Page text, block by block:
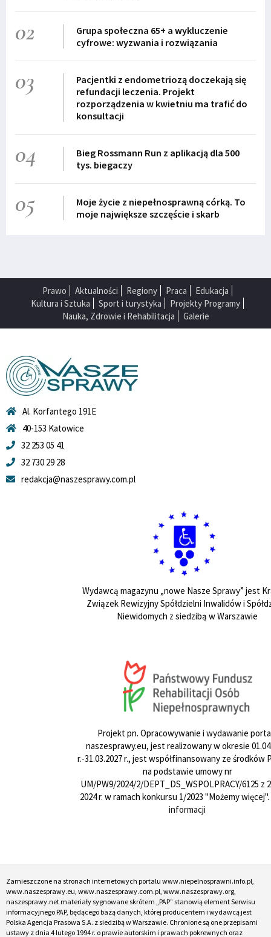
02
Grupa społeczna 65+ a wykluczenie
cyfrowe: wyzwania i rozwiązania
03
Pacjentki z endometriozą doczekają się
refundacji leczenia. Projekt
rozporządzenia w kwietniu ma trafić do
konsultacji
04
Bieg Rossmann Run z aplikacją dla 500
tys. biegaczy
05
Moje życie z niepełnosprawną córką. To
moje największe szczęście i skarb
Prawo Aktualności Regiony Praca
Edukacja
Kultura i Sztuka
Sport i turystyka
Projekty Programy
Nauka, Zdrowie i Rehabilitacja
Galerie
Al. Korfantego 191E
40-153 Katowice
32 253 05 41
32 730 29 28
redakcja@naszesprawy.com.pl
Wydawcą magazynu „nowe Nasze Sprawy” jest
Związek Rewizyjny Spółdzielni Inwalidów i
Niewidomych z siedzibą w Warszawie
Projekt pn. Opracowywanie i wydawanie
naszesprawy.eu, jest realizowany w okresie
r.-31.03.2027 r., jest współfinansowany ze środków
na podstawie umowy nr
UM/PW9/2024/2/DEPT_DS_WSPOLPRACY/6125 z
2024 r. w ramach konkursu 1/2023 "Możemy więcej".
informacji
Zamieszczone na stronach internetowych portalu www.niepelnosprawni.info.pl,
www.naszesprawy.eu, www.naszesprawy.com.pl, www.naszesprawy.org,
naszesprawy.net materiały sygnowane skrótem „PAP” stanowią element Serwisu
informacyjnego PAP, będącego bazą danych, której producentem i wydawcą jest
Polska Agencja Prasowa S.A. z siedzibą w Warszawie. Chronione są one przepisami
ustawy z dnia 4 lutego 1994 r. o prawie autorskim i prawach pokrewnych oraz